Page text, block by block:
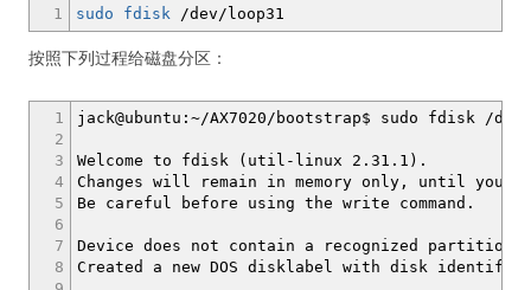
1 sudo fdisk /dev /loop31
按照下列过程给磁盘分区：
1
2
3
4
5
6
7
8
jack@ubuntu:~/AX7020/bootstrap$ sudo fdisk /
Welcome to fdisk (util-linux 2.31.1).
Changes will remain in memory only, until you
Be careful before using the write command.
Device does not contain a recognized partition
Created a new DOS disklabel with disk identifier